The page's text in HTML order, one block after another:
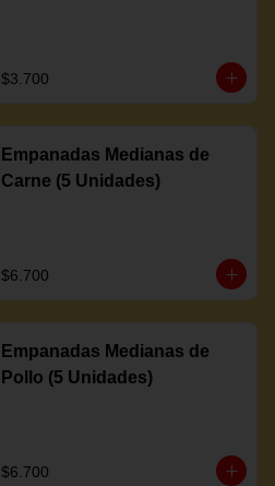
$3.700
Empanadas Medianas de
Carne (5 Unidades)
$6.700
Empanadas Medianas de
Pollo (5 Unidades)
$6.700